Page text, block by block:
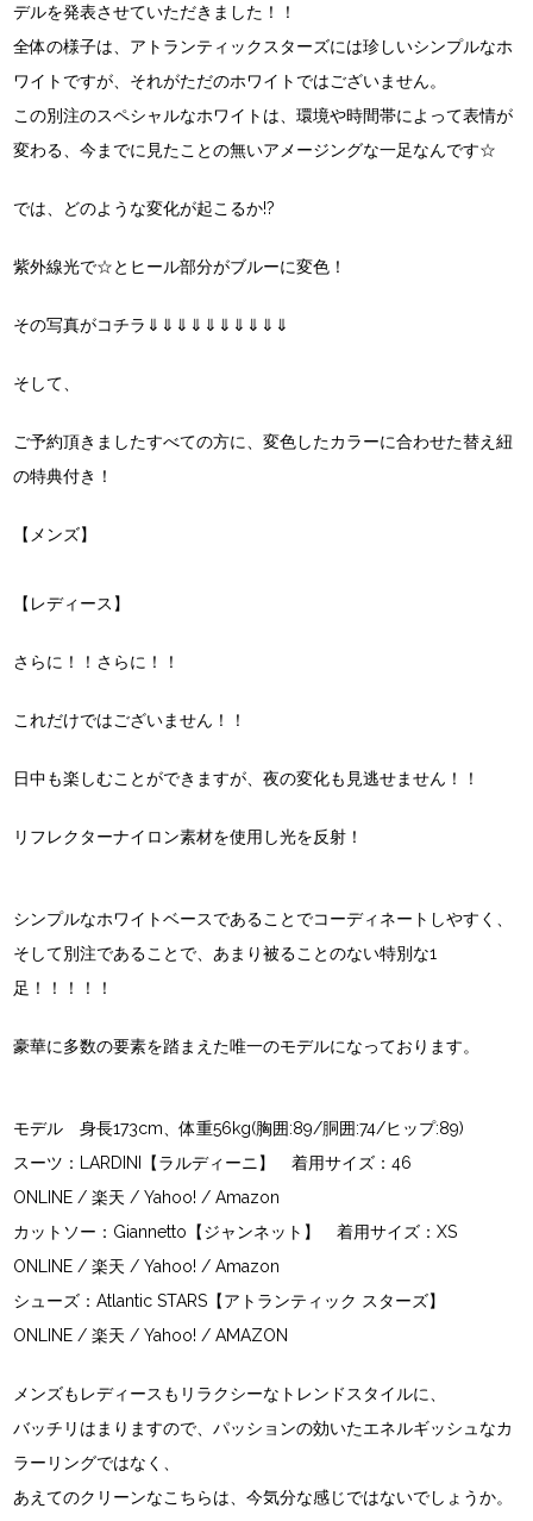
デルを発表させていただきました！！
全体の様子は、アトランティックスターズには珍しいシンプルなホ
ワイトですが、それがただのホワイトではございません。
この別注のスペシャルなホワイトは、環境や時間帯によって表情が
変わる、今までに見たことの無いアメージングな一足なんです☆
では、どのような変化が起こるか!?
紫外線光で☆とヒール部分がブルーに変色！
その写真がコチラ⇓⇓⇓⇓⇓⇓⇓⇓⇓⇓
そして、
ご予約頂きましたすべての方に、変色したカラーに合わせた替え紐
の特典付き！
【メンズ】
【レディース】
さらに！！さらに！！
これだけではございません！！
日中も楽しむことができますが、夜の変化も見逃せません！！
リフレクターナイロン素材を使用し光を反射！
シンプルなホワイトベースであることでコーディネートしやすく、
そして別注であることで、あまり被ることのない特別な1
足！！！！！
豪華に多数の要素を踏まえた唯一のモデルになっております。
モデル 身長173cm、体重56kg(胸囲:89/胴囲:74/ヒップ:89)
スーツ：
LARDINI【ラルディーニ】
着用サイズ：46
ONLINE /楽天 /Yahoo! /Amazon
カットソー： Giannetto【ジャンネット】
着用サイズ：XS
ONLINE /楽天 /Yahoo! /Amazon
シューズ：Atlantic STARS【アトランティック スターズ】
ONLINE /楽天 /Yahoo! /AMAZON
メンズもレディースもリラクシーなトレンドスタイルに、
バッチリはまりますので、パッションの効いたエネルギッシュなカ
ラーリングではなく、
あえてのクリーンなこちらは、今気分な感じではないでしょうか。